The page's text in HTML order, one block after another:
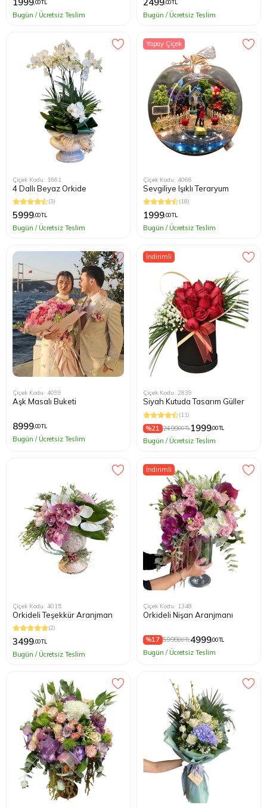
,00 TL
Bugün / Ücretsiz Teslim
,00 TL
Bugün / Ücretsiz Teslim
Çiçek Kodu: 1661
4 Dallı Beyaz Orkide
(3)
5999,00 TL
Bugün / Ücretsiz Teslim
Yapay Çiçek
Çiçek Kodu: 4066
Sevgiliye Işıklı Teraryum
(18)
1999,00 TL
Bugün / Ücretsiz Teslim
Çiçek Kodu: 4099
Aşk Masalı Buketi
8999,00 TL
Bugün / Ücretsiz Teslim
İndirimli
Çiçek Kodu: 2839
Siyah Kutuda Tasarım Güller
(11)
%21 2499,00 TL1999,00 TL
Bugün / Ücretsiz Teslim
Çiçek Kodu: 4015
Orkideli Teşekkür Aranjman
(2)
3499,00 TL
Bugün / Ücretsiz Teslim
İndirimli
Çiçek Kodu: 1348
Orkideli Nişan Aranjmanı
%17 5999,00 TL4999,00 TL
Bugün / Ücretsiz Teslim